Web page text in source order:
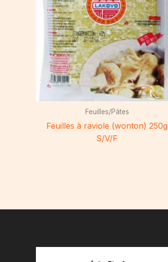
Feuilles/Pâtes
Feuilles à raviole (wonton) 250g
S/V/F